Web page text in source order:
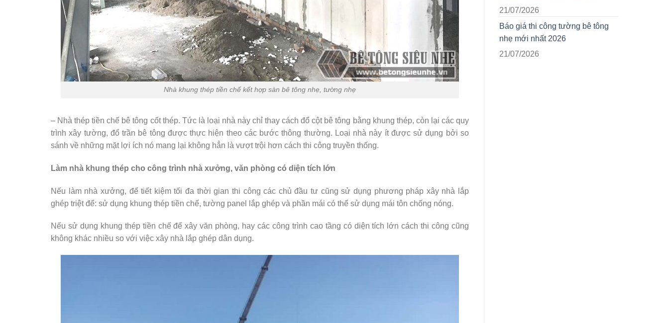
Nhà khung thép tiền chế kết hợp sàn bê tông nhẹ, tường nhẹ
– Nhà thép tiền chế bê tông cốt thép. Tức là loại nhà này chỉ thay cách đổ cột bê tông bằng khung thép, còn lại các quy
trình xây tường, đổ trần bê tông được thực hiện theo các bước thông thường. Loại nhà này ít được sử dụng bởi so
sánh về những mặt lợi ích nó mang lại không hẳn là vượt trội hơn cách thi công truyền thống.
Làm nhà khung thép cho công trình nhà xưởng, văn phòng có diện tích lớn
Nếu làm nhà xưởng, để tiết kiệm tối đa thời gian thi công các chủ đầu tư cũng sử dụng phương pháp xây nhà lắp
ghép triệt để: sử dụng khung thép tiền chế, tường panel lắp ghép và phần mái có thể sử dụng mái tôn chống nóng.
Nếu sử dụng khung thép tiền chế để xây văn phòng, hay các công trình cao tầng có diện tích lớn cách thi công cũng
không khác nhiều so với việc xây nhà lắp ghép dân dụng.
21/07/2026
Báo giá thi công tường bê tông
nhẹ mới nhất 2026
21/07/2026